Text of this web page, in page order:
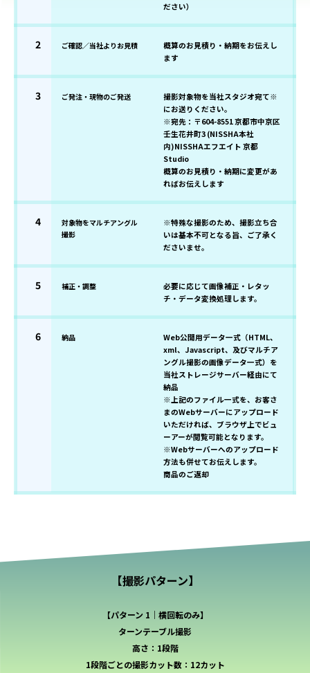
ださい）
2 ご確認／当社よりお見積
概算のお見積り・納期をお伝えし
ます
3 ご発注・現物のご発送
撮影対象物を当社スタジオ宛て※
にお送りください。
※宛先：〒604-8551 京都市中京区
壬生花井町3 (NISSHA本社
内)NISSHAエフエイト 京都
Studio
概算のお見積り・納期に変更があ
ればお伝えします
4
対象物をマルチアングル
撮影
※特殊な撮影のため、撮影立ち合
いは基本不可となる旨、ご了承く
ださいませ。
5 補正・調整
必要に応じて画像補正・レタッ
チ・データ変換処理します。
6 納品
Web公開用データ一式（HTML、
xml、Javascript、及びマルチア
ングル撮影の画像データ一式）を
当社ストレージサーバー経由にて
納品
※上記のファイル一式を、お客さ
まのWebサーバーにアップロード
いただければ、ブラウザ上でビュ
ーアーが閲覧可能となります。
※Webサーバーへのアップロード
方法も併せてお伝えします。
商品のご返却
【撮影パターン】
【パターン 1｜横回転のみ】
ターンテーブル撮影
高さ：1段階
1段階ごとの撮影カット数：12カット